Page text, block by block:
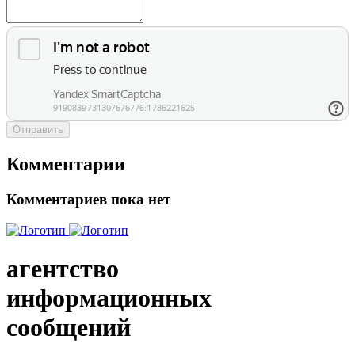
Отправить
Комментарии
Комментариев пока нет
агентство
информационных
сообщений